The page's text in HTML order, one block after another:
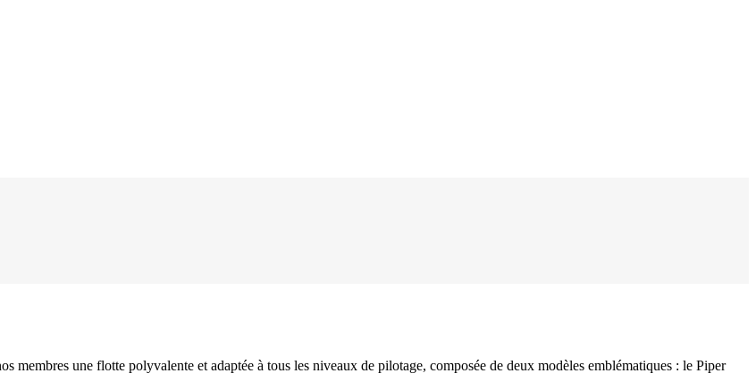
membres une flotte polyvalente et adaptée à tous les niveaux de pilotage, composée de deux modèles emblématiques : le Piper